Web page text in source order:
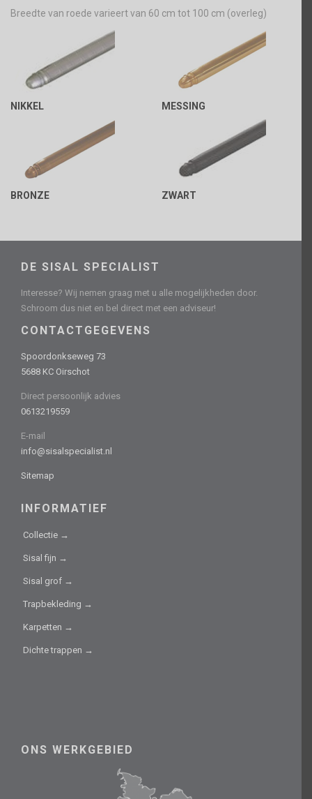
Breedte van roede varieert van 60 cm tot 100 cm (overleg)
NIKKEL MESSING
BRONZE ZWART
DE SISAL SPECIALIST
Interesse? Wij nemen graag met u alle mogelijkheden door.
Schroom dus niet en bel direct met een adviseur!
CONTACTGEGEVENS
Spoordonkseweg 73
5688 KC Oirschot
Direct persoonlijk advies
0613219559
E-mail
info@sisalspecialist.nl
Sitemap
INFORMATIEF
Collectie →
Sisal fijn →
Sisal grof →
Trapbekleding →
Karpetten →
Dichte trappen →
ONS WERKGEBIED